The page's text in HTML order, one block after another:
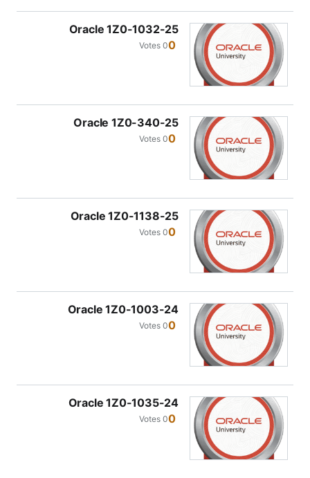
Oracle 1Z0-1032-25
0
0 Votes
Oracle 1Z0-340-25
0
0 Votes
Oracle 1Z0-1138-25
0
0 Votes
Oracle 1Z0-1003-24
0
0 Votes
Oracle 1Z0-1035-24
0
0 Votes